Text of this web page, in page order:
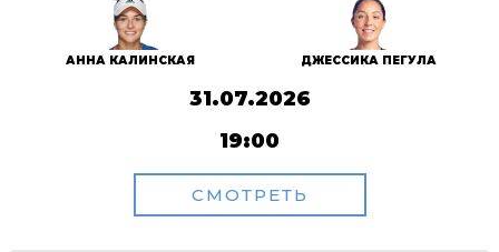
АННА КАЛИНСКАЯ ДЖЕССИКА ПЕГУЛА
31.07.2026
19:00
СМОТРЕТЬ